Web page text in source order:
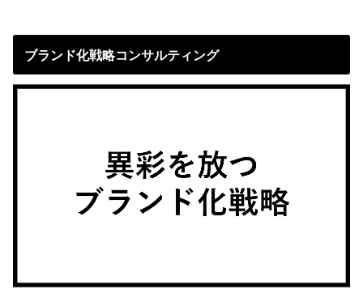
ブランド化戦略コンサルティング